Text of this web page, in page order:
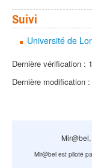
Suivi
Université de
Dernière vérification :
Dernière modification
Mir@bel est piloté